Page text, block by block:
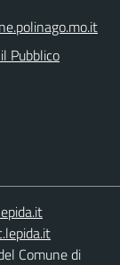
Pubblico
Comune di